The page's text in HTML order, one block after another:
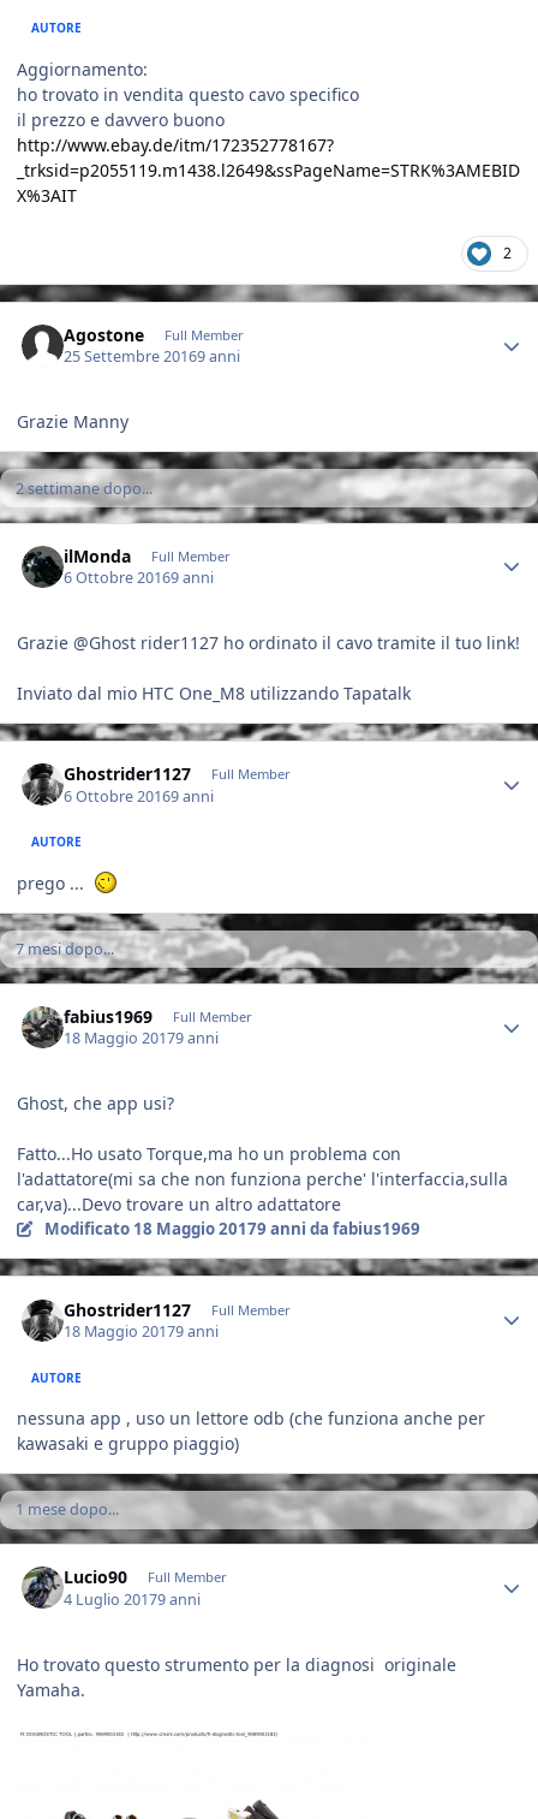
AUTORE
Aggiornamento:
ho trovato in vendita questo cavo specifico
il prezzo e davvero buono
http://www.ebay.de/itm/172352778167?
_trksid=p2055119.m1438.l2649&ssPageName=STRK%3AMEBID
X%3AIT
2
Agostone Full Member
25 Settembre 20169 anni
Grazie Manny
2 settimane dopo...
ilMonda Full Member
6 Ottobre 20169 anni
Grazie @Ghost rider1127 ho ordinato il cavo tramite il tuo link!
Inviato dal mio HTC One_M8 utilizzando Tapatalk
Ghostrider1127 Full Member
6 Ottobre 20169 anni
AUTORE
prego ...
7 mesi dopo...
fabius1969 Full Member
18 Maggio 20179 anni
Ghost, che app usi?
Fatto...Ho usato Torque,ma ho un problema con
l'adattatore(mi sa che non funziona perche' l'interfaccia,sulla
car,va)...Devo trovare un altro adattatore
Modificato 18 Maggio 20179 anni da fabius1969
Ghostrider1127 Full Member
18 Maggio 20179 anni
AUTORE
nessuna app , uso un lettore odb (che funziona anche per
kawasaki e gruppo piaggio)
1 mese dopo...
Lucio90 Full Member
4 Luglio 20179 anni
Ho trovato questo strumento per la diagnosi originale
Yamaha.